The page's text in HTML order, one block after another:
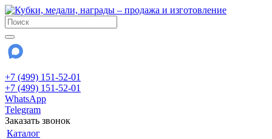
+7 (499) 151-52-01
+7 (499) 151-52-01
WhatsApp
Telegram
Заказать звонок
Каталог